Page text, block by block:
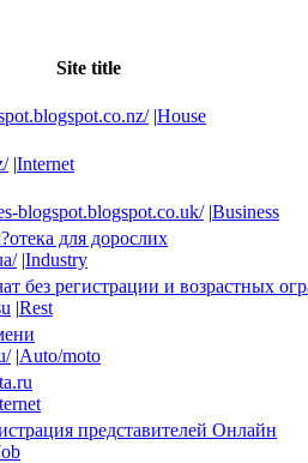
Site title
|House
|Internet
blogspot.blogspot.co.uk/ |Business
для дорослих
|Industry
без регистрации и возрастных
|Rest
|Auto/moto
представителей Онлайн